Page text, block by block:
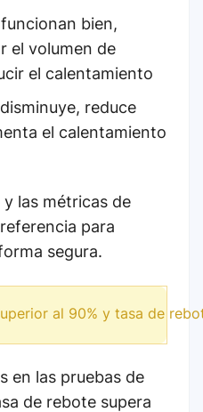
bien,
el volumen de
el calentamiento
reduce
el calentamiento
las métricas de
para
segura.
al 90% y tasa de
en las pruebas de
de rebote supera